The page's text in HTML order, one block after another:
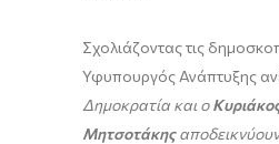
Σχολιάζοντας τις
Υφυπουργός Ανάπτυξης
Δημοκρατία και ο
Μητσοτάκης